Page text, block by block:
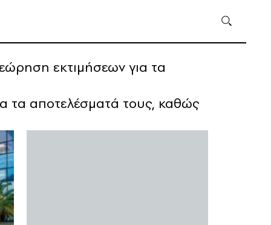
εκτιμήσεων για τα
τα αποτελέσματά τους, καθώς